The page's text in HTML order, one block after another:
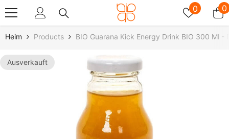
0 00
Heim Products BIO Guarana Kick Energy Drink BIO 300 Ml -
Ausverkauft